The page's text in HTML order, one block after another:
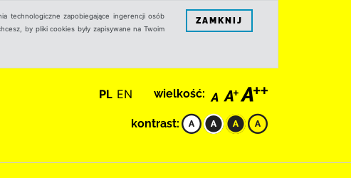
technologiczne zapobiegające ingerencji osób
by pliki cookies były zapisywane na Twoim
ZAMKNIJ
PL EN wielkość:
kontrast: